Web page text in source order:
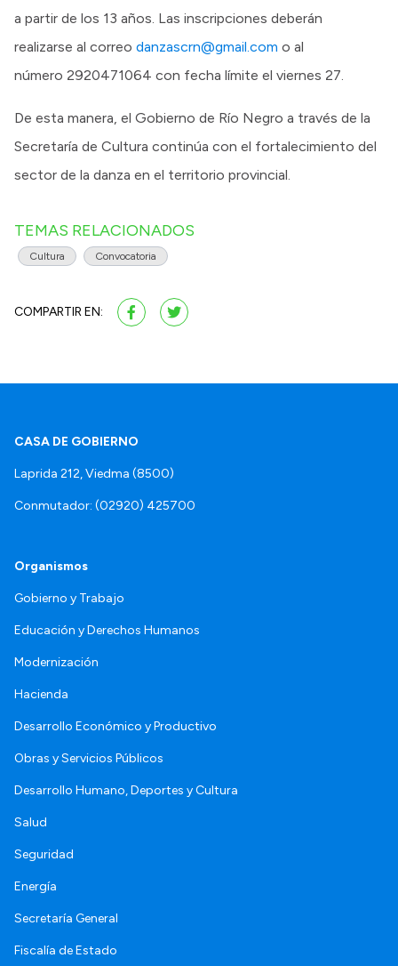
a partir de los 13 años. Las inscripciones deberán
realizarse al correo danzascrn@gmail.com o al
número 2920471064 con fecha límite el viernes 27.
De esta manera, el Gobierno de Río Negro a través de la
Secretaría de Cultura continúa con el fortalecimiento del
sector de la danza en el territorio provincial.
TEMAS RELACIONADOS
Cultura Convocatoria
COMPARTIR EN:
CASA DE GOBIERNO
Laprida 212, Viedma (8500)
Conmutador: (02920) 425700
Organismos
Gobierno y Trabajo
Educación y Derechos Humanos
Modernización
Hacienda
Desarrollo Económico y Productivo
Obras y Servicios Públicos
Desarrollo Humano, Deportes y Cultura
Salud
Seguridad
Energía
Secretaría General
Fiscalía de Estado